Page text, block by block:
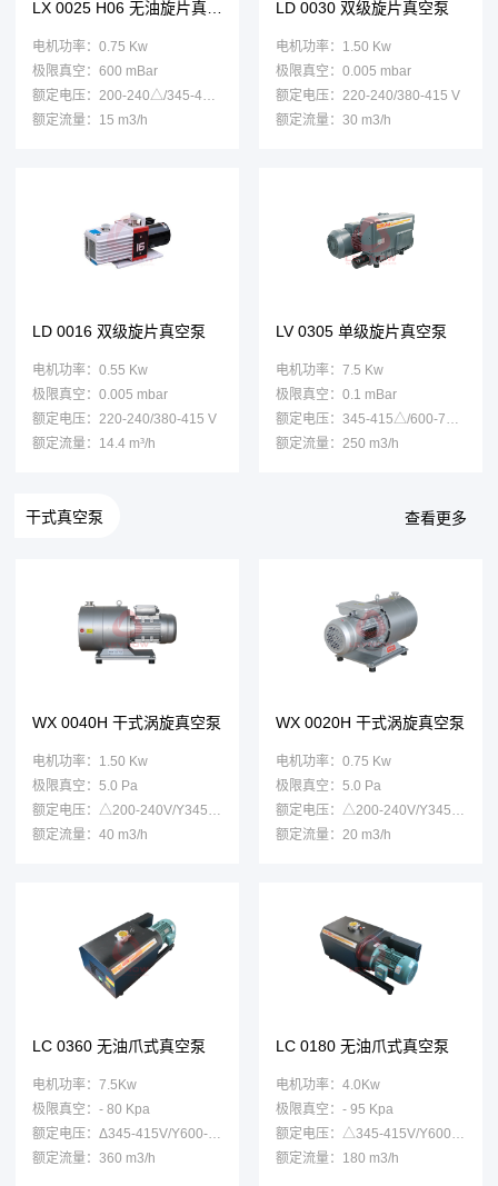
LX 0025 H06 无油旋片真空泵
电机功率：0.75 Kw
极限真空：600 mBar
额定电压：200-240△/345-415Y
额定流量：15 m3/h
LD 0030 双级旋片真空泵
电机功率：1.50 Kw
极限真空：0.005 mbar
额定电压：220-240/380-415 V
额定流量：30 m3/h
LD 0016 双级旋片真空泵
电机功率：0.55 Kw
极限真空：0.005 mbar
额定电压：220-240/380-415 V
额定流量：14.4 m³/h
LV 0305 单级旋片真空泵
电机功率：7.5 Kw
极限真空：0.1 mBar
额定电压：345-415△/600-720Y
额定流量：250 m3/h
干式真空泵 查看更多
WX 0040H 干式涡旋真空泵
电机功率：1.50 Kw
极限真空：5.0 Pa
额定流量：40 m3/h
WX 0020H 干式涡旋真空泵
电机功率：0.75 Kw
极限真空：5.0 Pa
额定流量：20 m3/h
LC 0360 无油爪式真空泵
电机功率：7.5Kw
极限真空：- 80 Kpa
额定电压：Δ345-415V/Y600-720V
额定流量：360 m3/h
LC 0180 无油爪式真空泵
电机功率：4.0Kw
极限真空：- 95 Kpa
额定电压：△345-415V/Y600-720V
额定流量：180 m3/h